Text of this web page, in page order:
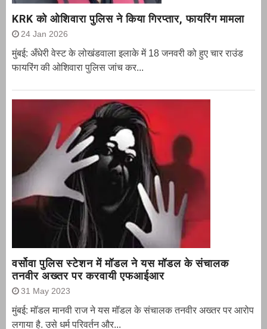
KRK को ओशिवारा पुलिस ने किया गिरप्तार, फायरिंग मामला
24 Jan 2026
मुंबई: अँधेरी वेस्ट के लोखंडवाला इलाके में 18 जनवरी को हुए चार राउंड
फायरिंग की ओशिवारा पुलिस जांच कर...
वर्सोवा पुलिस स्टेशन में मॉडल ने यस मॉडल के संचालक
तनवीर अख्तर पर करवायी एफआईआर
31 May 2023
मुंबई: मॉडल मानवी राज ने यस मॉडल के संचालक तनवीर अख्तर पर आरोप
लगाया है. उसे धर्म परिवर्तन और...